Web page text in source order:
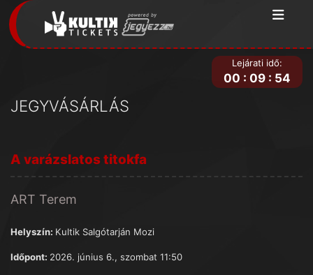
JEGYVÁSÁRLÁS
Lejárati idő:
00 : 09 : 54
A varázslatos titokfa
ART Terem
Helyszín: Kultik Salgótarján Mozi
Időpont: 2026. június 6., szombat 11:50